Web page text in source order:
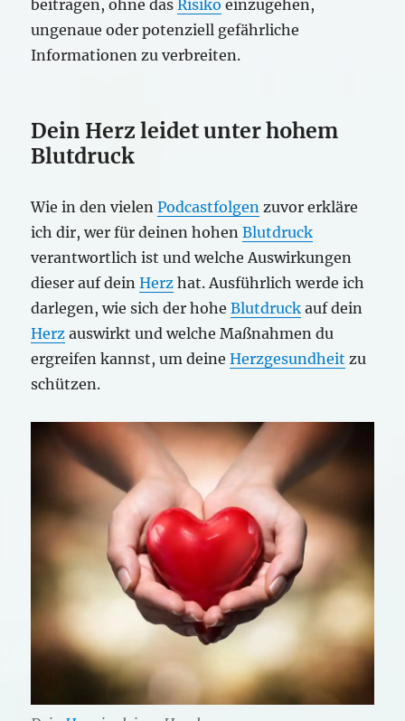
beitragen, ohne dasRisiko einzugehen,
ungenaue oder potenziell gefährliche
Informationen zu verbreiten.
Dein Herz leidet unter hohem
Blutdruck
Wie in den vielenPodcastfolgen zuvor erkläre
ich dir, wer für deinen hohenBlutdruck
verantwortlich ist und welche Auswirkungen
dieser auf deinHerz hat. Ausführlich werde ich
darlegen, wie sich der hoheBlutdruck auf dein
Herz auswirkt und welche Maßnahmen du
ergreifen kannst, um deineHerzgesundheit zu
schützen.